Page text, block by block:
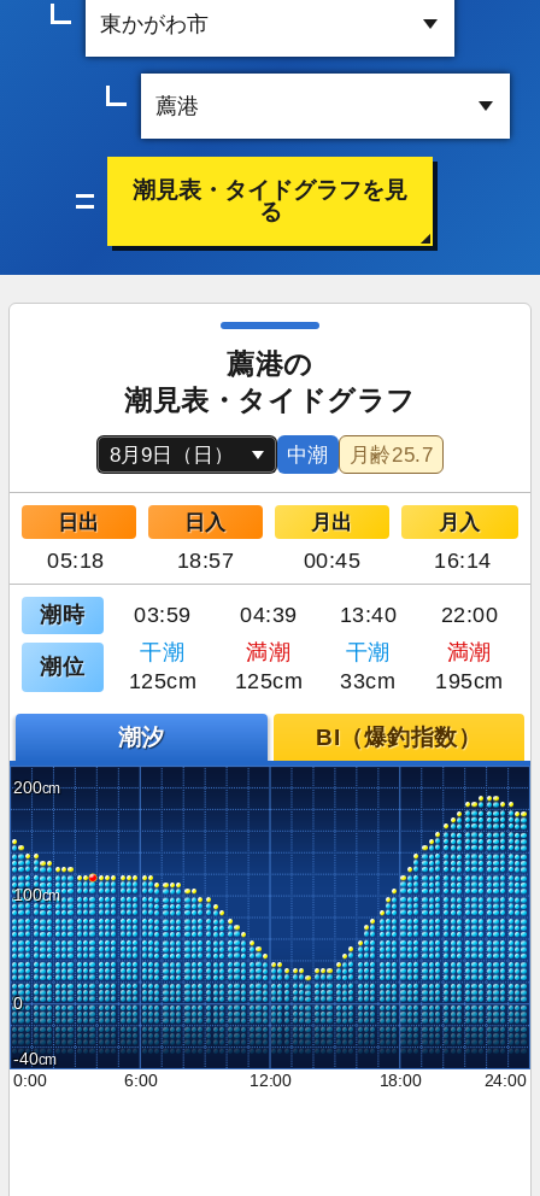
潮見表・タイドグラフを見
る
薦港の
潮見表・タイドグラフ
中潮 月齢25.7
日出 日入 月出 月入
05:18 18:57 00:45 16:14
潮時 03:59 04:39 13:40 22:00
潮位
干潮 満潮 干潮
満潮
125cm
125cm 33cm 195cm
潮汐 BI（爆釣指数）
200
100
0
-40
0:00
6:00 12:00 18:00 24:00